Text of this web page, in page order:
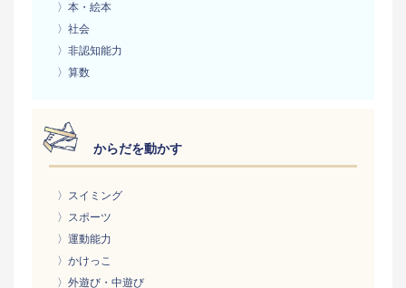
〉本・絵本
〉社会
〉非認知能力
〉算数
からだを動かす
〉スイミング
〉スポーツ
〉運動能力
〉かけっこ
〉外遊び・中遊び